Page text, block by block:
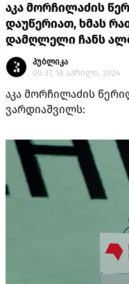
აკა მორჩილაძის
დაუწერიათ, ხმას
დამღლელი ჩანს
პუბლიკა
00:37, 18 აპრილი, 2024
აკა მორჩილაძის
ვარდიაშვილს: